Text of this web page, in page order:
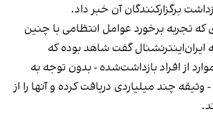
برگزارکنندگان آن خبر داد.
که تجربه برخورد عوامل انتظامی با چنین
ایران‌اینترنشنال گفت شاهد بوده که
از افراد بازداشت‌‌شده - بدون توجه به
چند میلیاردی دریافت کرده و آنها را از